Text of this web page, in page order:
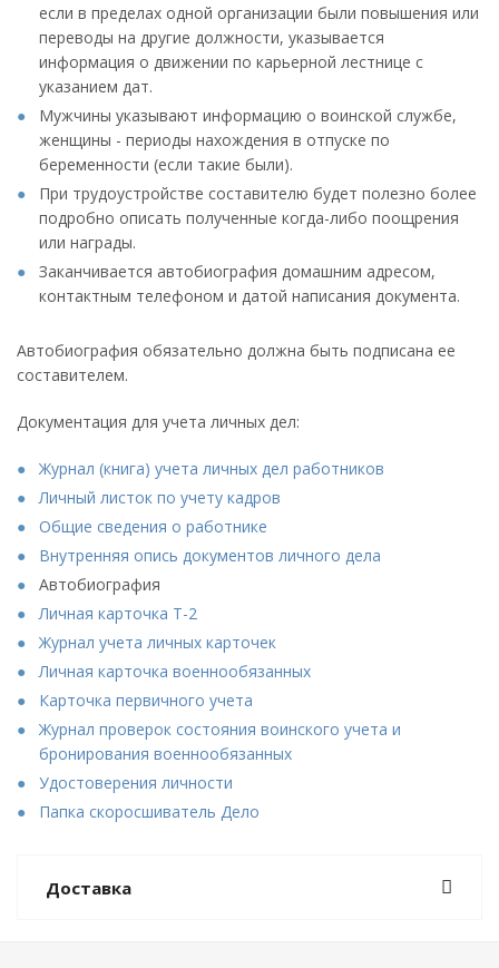
если в пределах одной организации были повышения или
переводы на другие должности, указывается
информация о движении по карьерной лестнице с
указанием дат.
Мужчины указывают информацию о воинской службе,
женщины - периоды нахождения в отпуске по
беременности (если такие были).
При трудоустройстве составителю будет полезно более
подробно описать полученные когда-либо поощрения
или награды.
Заканчивается автобиография домашним адресом,
контактным телефоном и датой написания документа.
Автобиография обязательно должна быть подписана ее
составителем.
Документация для учета личных дел:
Журнал (книга) учета личных дел работников
Личный листок по учету кадров
Общие сведения о работнике
Внутренняя опись документов личного дела
Автобиография
Личная карточка Т-2
Журнал учета личных карточек
Личная карточка военнообязанных
Карточка первичного учета
Журнал проверок состояния воинского учета и
бронирования военнообязанных
Удостоверения личности
Папка скоросшиватель Дело
Доставка